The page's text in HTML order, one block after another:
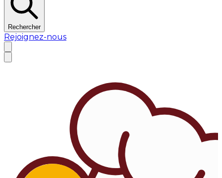
Rechercher
Rejoignez-nous